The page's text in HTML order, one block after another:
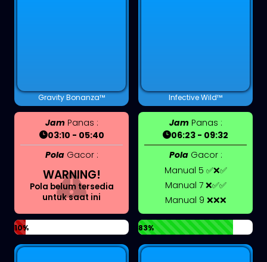
Gravity Bonanza™
JamPanas :
03:10 - 05:40
PolaGacor :
WARNING!
Pola belum tersedia
untuk saat ini
10%
Infective Wild™
JamPanas :
06:23 - 09:32
PolaGacor :
Manual 5 ✅❌✅
Manual 7 ❌✅✅
Manual 9 ❌❌❌
83%